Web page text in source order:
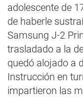
adolescente de
de haberle
Samsung J-2
trasladado a la
quedó alojado a
Instrucción en
impartieron las